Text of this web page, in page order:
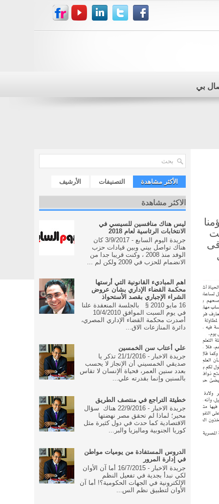
بي
الأكثر مشاهدة التصنيفات الأرشيف
الاكثر مشاهدة
ليس هناك منافسين للسيسي في
الانتخابات الرئاسية لعام 2018
جريدة اليوم السابع - 3/9/2017 كان
هناك تواصل بيني وبين قيادات حزب
الوفد منذ 2008 ، وكنت قريبا جدا من
الانضمام للحزب في 2009 ولكن لم ...
اهم المباديء القانونية التي أرستها
محكمة القضاء الإداري بشان عروض
الشراء الإجباري بقصد الأستحواذ
16 مايو 2010 § بالجلسة المنعقدة علنا
في يوم السبت الموافق 10/4/2010
أصدرت محكمة القضاء الإداري المصري،
دائرة المنازعات الاق...
علي أعتاب سن الخمسين
جريدة الاخبار - 21/1/2016 تذكر يا
صديقي الخمسيني أن الإنجاز لا يحسب
بعدد سنين العمر، فحياة الإنسان لا تقاس
بالسنين وإنما بقدرته علي...
خطيئة التراجع في منتصف الطريق
جريدة الاخبار - 22/9/2016 هناك سؤال
محير؛ لماذا لم تحقق مصر نهضتها
الاقتصادية كما حدث في دول كثيرة مثل
كوريا الجنوبية وماليزيا والبر...
الدروس المستفادة من يوميات مواطن
في إدارة المرور
جريدة الاخبار - 16/7/2015 أما آن الأوان
لكي نبدأ بجدية في تفعيل النظم
الإلكترونية في الجهات الحكومية؟! أما آن
الأوان لتطبيق نظم الس...